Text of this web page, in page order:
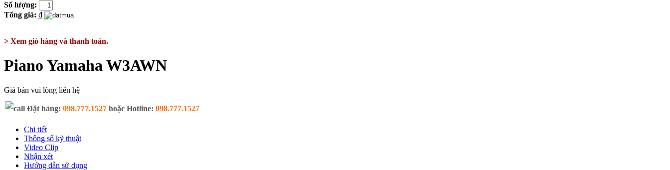
Số lượng:
Tổng giá: ₫
> Xem giỏ hàng và thanh toán.
Piano Yamaha W3AWN
Giá bán vui lòng liên hệ
Đặt hàng: 098.777.1527 hoặc Hotline: 098.777.1527
Chi tiết
Thông số kỹ thuật
Video Clip
Nhận xét
Hướng dẫn sử dụng